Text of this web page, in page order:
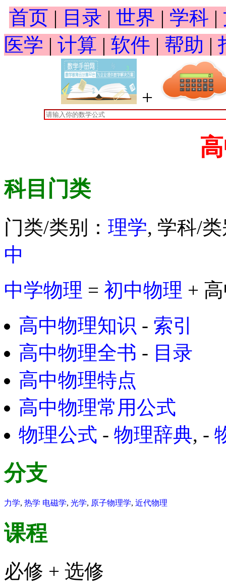
首页 | 目录 | 世界 | 学科 |
医学 | 计算 | 软件 | 帮助 |
+
科目门类
门类/类别： 理学, 学科/
中
中学物理 = 初中物理 +
高中物理知识 - 索引
高中物理全书 - 目录
高中物理特点
高中物理常用公式
物理公式 - 物理辞典, -
分支
力学, 热学 电磁学, 光学, 原子物理学, 近代物理
课程
必修 + 选修